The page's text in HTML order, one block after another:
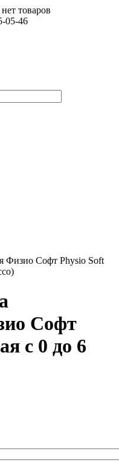
товаров
05-46
Физио Софт Physio Soft
Софт
с 0 до 6